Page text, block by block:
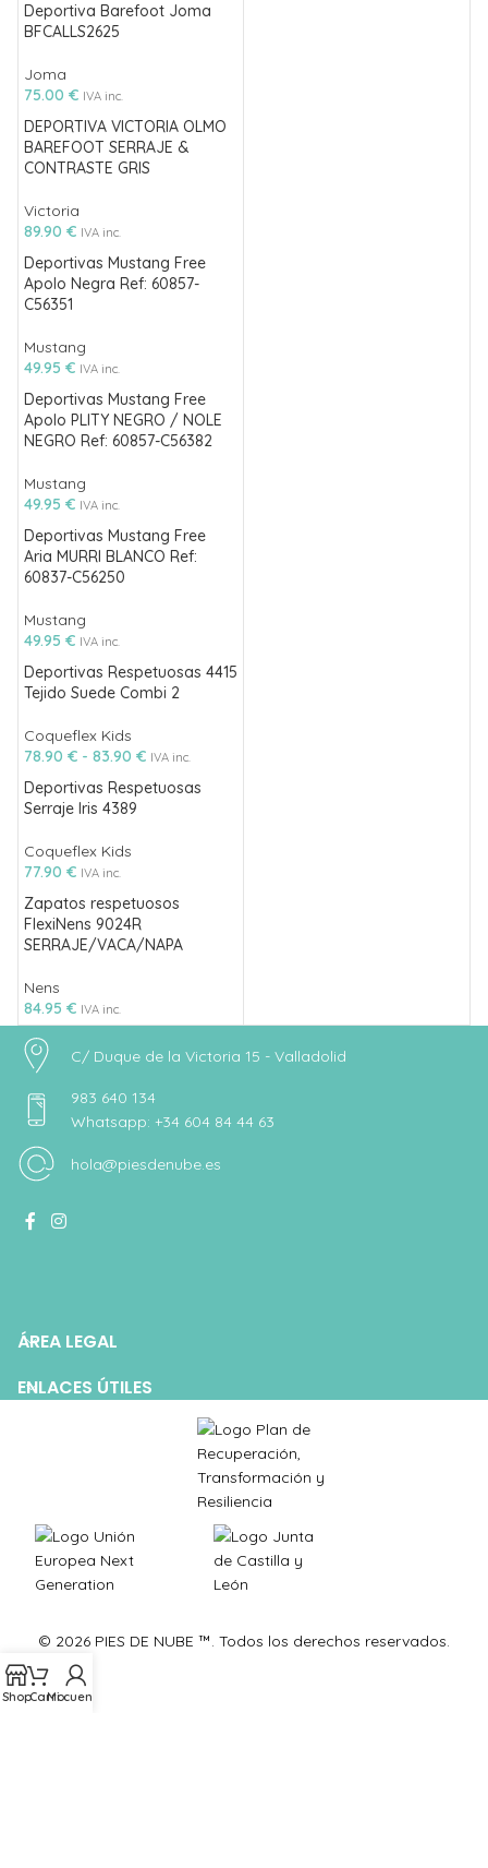
Deportiva Barefoot Joma
BFCALLS2625
Joma
75.00 € IVA inc.
DEPORTIVA VICTORIA OLMO
BAREFOOT SERRAJE &
CONTRASTE GRIS
Victoria
89.90 € IVA inc.
Deportivas Mustang Free
Apolo Negra Ref: 60857-
C56351
Mustang
49.95 € IVA inc.
Deportivas Mustang Free
Apolo PLITY NEGRO / NOLE
NEGRO Ref: 60857-C56382
Mustang
49.95 € IVA inc.
Deportivas Mustang Free
Aria MURRI BLANCO Ref:
60837-C56250
Mustang
49.95 € IVA inc.
Deportivas Respetuosas 4415
Tejido Suede Combi 2
Coqueflex Kids
78.90 € - 83.90 € IVA inc.
Deportivas Respetuosas
Serraje Iris 4389
Coqueflex Kids
77.90 € IVA inc.
Zapatos respetuosos
FlexiNens 9024R
SERRAJE/VACA/NAPA
Nens
84.95 € IVA inc.
C/ Duque de la Victoria 15 - Valladolid
983 640 134
Whatsapp: +34 604 84 44 63
hola@piesdenube.es
ÁREA LEGAL
ENLACES ÚTILES
© 2026 PIES DE NUBE ™. Todos los derechos reservados.
ShopCarroMi cuenta